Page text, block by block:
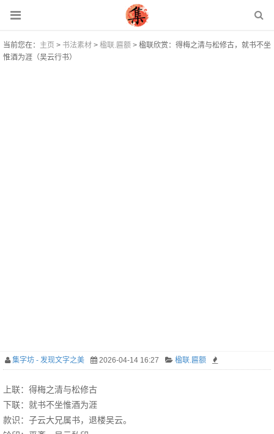
当前您在： 主页 > 书法素材 > 楹联.匾额 > 楹联欣赏：得梅之清与松修古，就书不坐
惟酒为涯（吴云行书）
集字坊 - 发现文字之美 2026-04-14 16:27 楹联.匾额
上联：得梅之清与松修古
下联：就书不坐惟酒为涯
款识：子云大兄属书，退楼吴云。